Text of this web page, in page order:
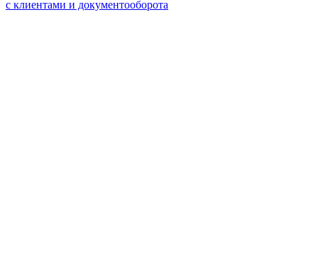
с клиентами и документооборота